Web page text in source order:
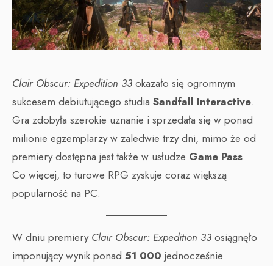
Clair Obscur: Expedition 33 okazało się ogromnym
sukcesem debiutującego studia Sandfall Interactive.
Gra zdobyła szerokie uznanie i sprzedała się w ponad
milionie egzemplarzy w zaledwie trzy dni, mimo że od
premiery dostępna jest także w usłudze Game Pass.
Co więcej, to turowe RPG zyskuje coraz większą
popularność na PC.
W dniu premiery Clair Obscur: Expedition 33 osiągnęło
imponujący wynik ponad 51 000 jednocześnie